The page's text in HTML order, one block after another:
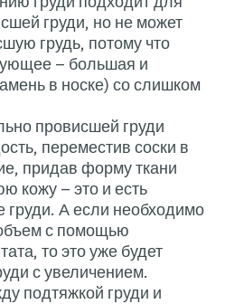
поднятия слегка обвисшей
поднять сильно обвисшую
тогда получится следующее
обвисшая грудь (как камень
Сильно и не очень сильно
можно вернуть молодость,
правильное положение,
груди и удалив лишнюю кожу
операция по подтяжке
еще и придать груди объем
силиконового имплантата,
операция подтяжка груди с
В чем же разница между